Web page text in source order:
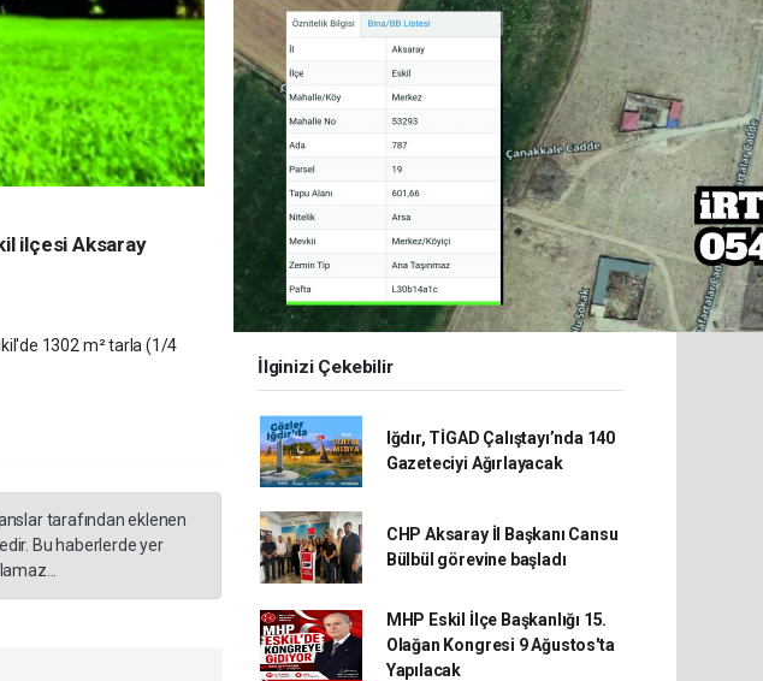
ilçesi Aksaray
1302 m² tarla (1/4
tarafından eklenen
Bu haberlerde yer
İlginizi Çekebilir
Iğdır, TİGAD Çalıştayı’nda 140
Gazeteciyi Ağırlayacak
CHP Aksaray İl Başkanı Cansu
Bülbül görevine başladı
MHP Eskil İlçe Başkanlığı 15.
Olağan Kongresi 9 Ağustos'ta
Yapılacak